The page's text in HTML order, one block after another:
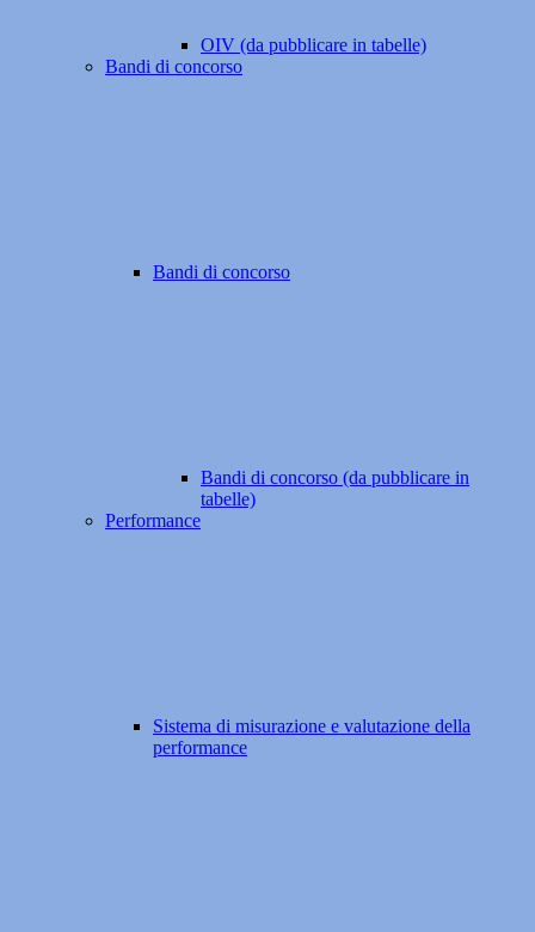
OIV (da pubblicare in tabelle)
Bandi di concorso
Bandi di concorso
Bandi di concorso (da pubblicare in
tabelle)
Performance
Sistema di misurazione e valutazione della
performance